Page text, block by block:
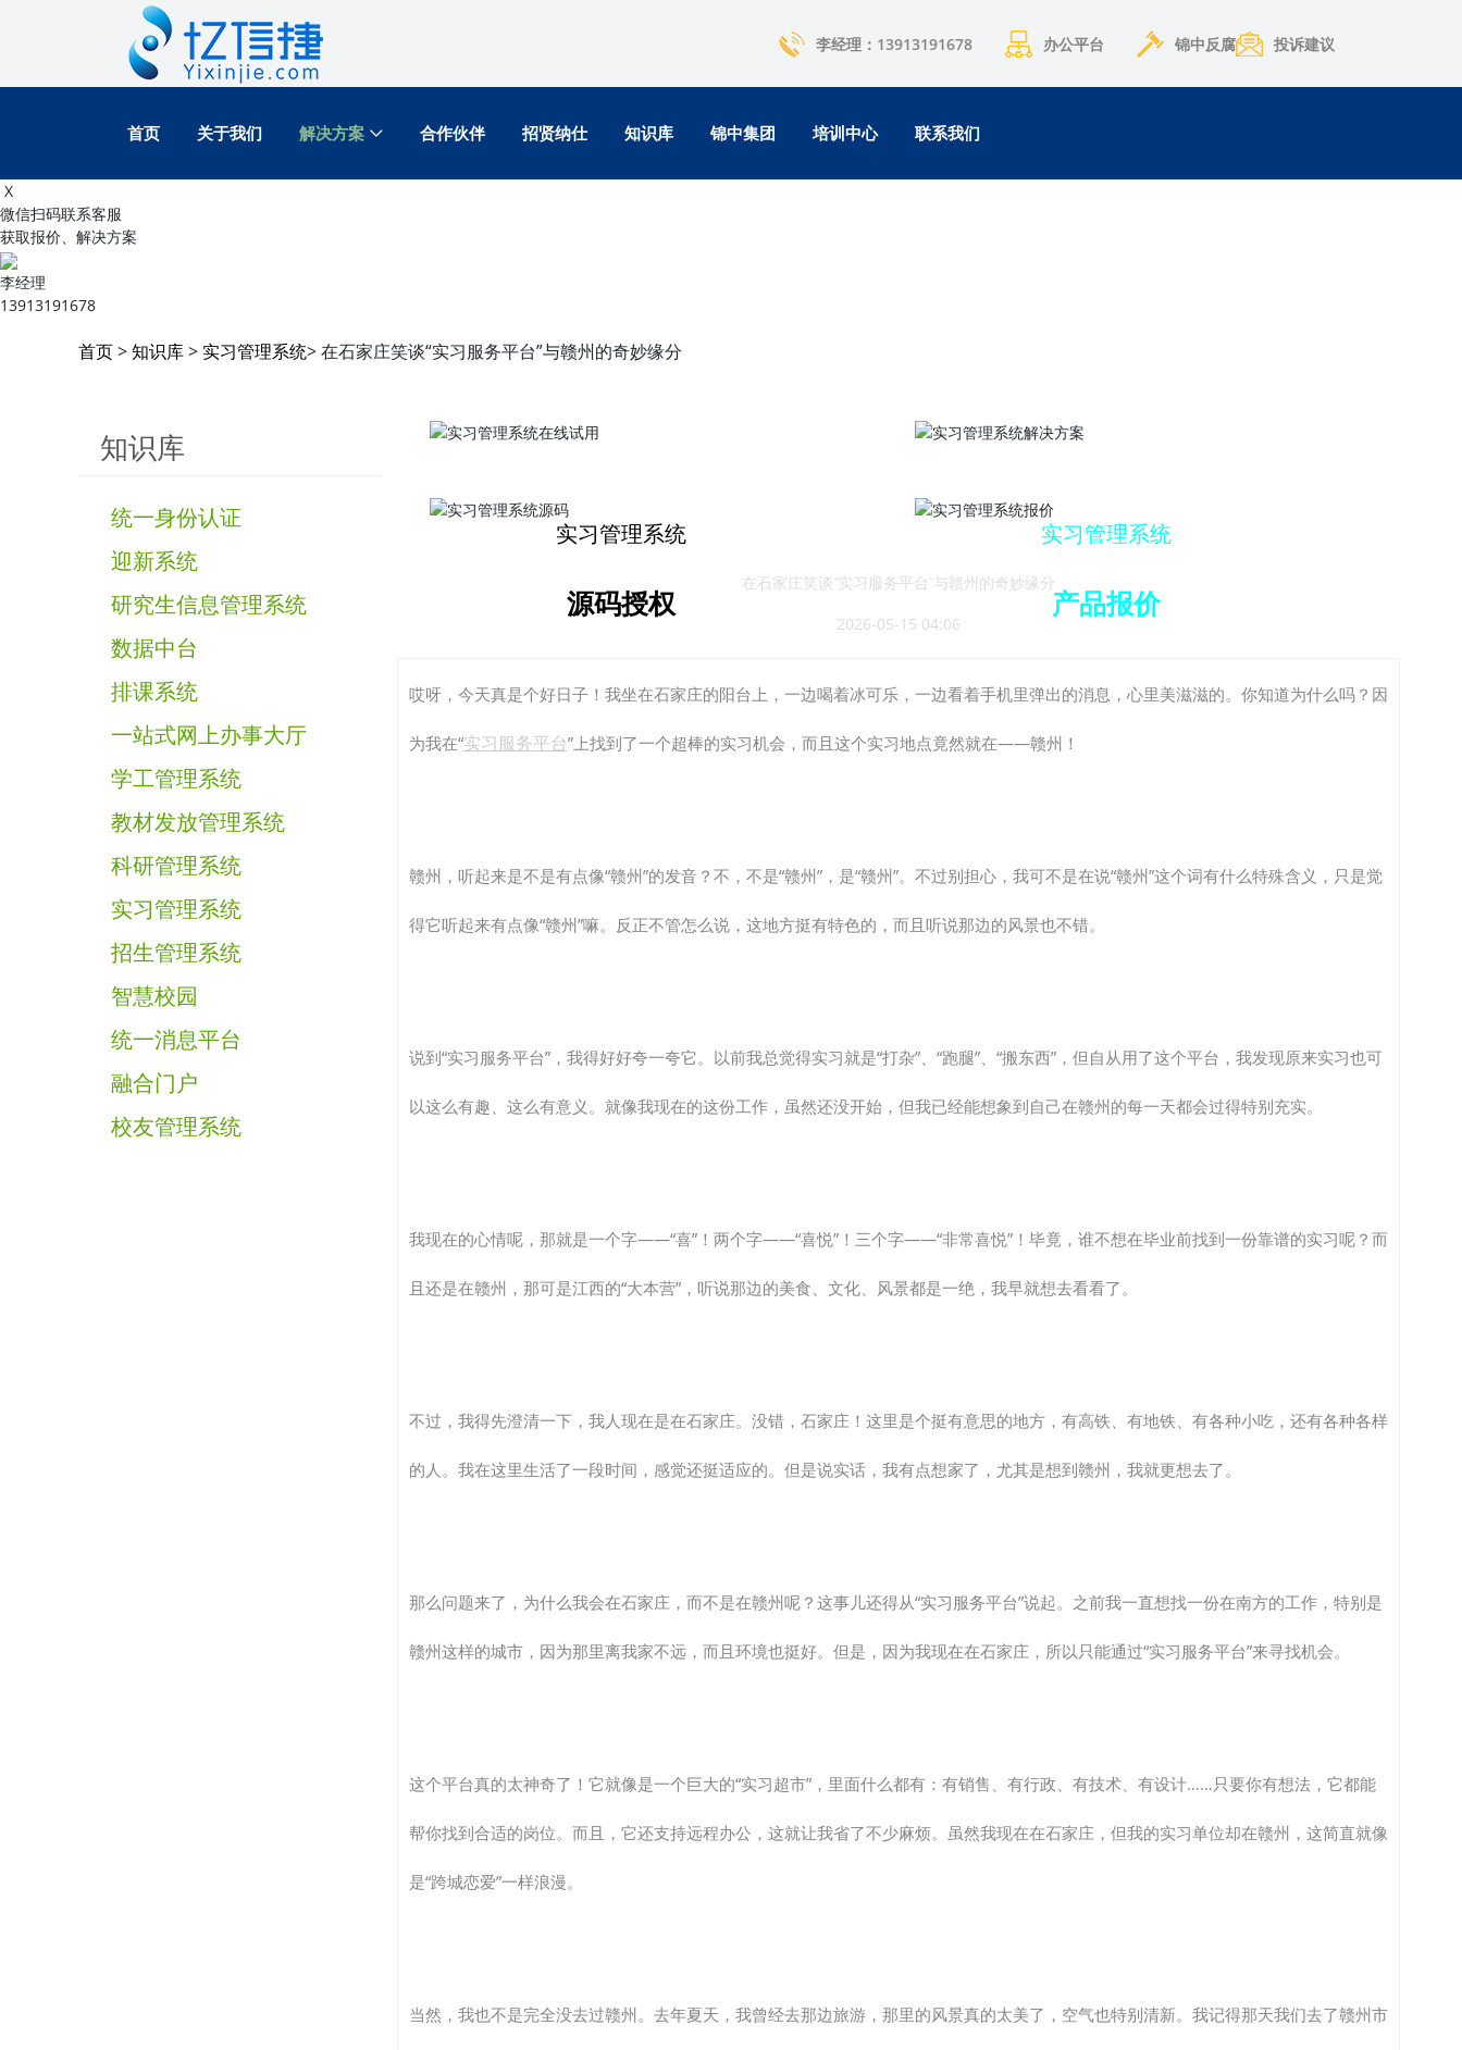
李经理：13913191678 办公平台 锦中反腐 投诉建议
首页 关于我们 解决方案 合作伙伴 招贤纳仕 知识库 锦中集团 培训中心 联系我们
X
微信扫码联系客服
获取报价、解决方案
李经理
13913191678
首页>知识库> 实习管理系统> 在石家庄笑谈“实习服务平台”与赣州的奇妙缘分
知识库
统一身份认证
迎新系统
研究生信息管理系统
数据中台
排课系统
一站式网上办事大厅
学工管理系统
教材发放管理系统
科研管理系统
实习管理系统
招生管理系统
智慧校园
统一消息平台
融合门户
校友管理系统
在线试用 解决方案下载
实习管理系统
源码授权
实习管理系统
产品报价
在石家庄笑谈“实习服务平台”与赣州的奇妙缘分
2026-05-15 04:06
哎呀，今天真是个好日子！我坐在石家庄的阳台上，一边喝着冰可乐，一边看着手机里弹出的消息，心里美滋滋的。你知道为什么吗？因
为我在“实习服务平台”上找到了一个超棒的实习机会，而且这个实习地点竟然就在——赣州！
赣州，听起来是不是有点像“赣州”的发音？不，不是“赣州”，是“赣州”。不过别担心，我可不是在说“赣州”这个词有什么特殊含义，只是觉
得它听起来有点像“赣州”嘛。反正不管怎么说，这地方挺有特色的，而且听说那边的风景也不错。
说到“实习服务平台”，我得好好夸一夸它。以前我总觉得实习就是“打杂”、“跑腿”、“搬东西”，但自从用了这个平台，我发现原来实习也可
以这么有趣、这么有意义。就像我现在的这份工作，虽然还没开始，但我已经能想象到自己在赣州的每一天都会过得特别充实。
我现在的心情呢，那就是一个字——“喜”！两个字——“喜悦”！三个字——“非常喜悦”！毕竟，谁不想在毕业前找到一份靠谱的实习呢？而
且还是在赣州，那可是江西的“大本营”，听说那边的美食、文化、风景都是一绝，我早就想去看看了。
不过，我得先澄清一下，我人现在是在石家庄。没错，石家庄！这里是个挺有意思的地方，有高铁、有地铁、有各种小吃，还有各种各样
的人。我在这里生活了一段时间，感觉还挺适应的。但是说实话，我有点想家了，尤其是想到赣州，我就更想去了。
那么问题来了，为什么我会在石家庄，而不是在赣州呢？这事儿还得从“实习服务平台”说起。之前我一直想找一份在南方的工作，特别是
赣州这样的城市，因为那里离我家不远，而且环境也挺好。但是，因为我现在在石家庄，所以只能通过“实习服务平台”来寻找机会。
这个平台真的太神奇了！它就像是一个巨大的“实习超市”，里面什么都有：有销售、有行政、有技术、有设计……只要你有想法，它都能
帮你找到合适的岗位。而且，它还支持远程办公，这就让我省了不少麻烦。虽然我现在在石家庄，但我的实习单位却在赣州，这简直就像
是“跨城恋爱”一样浪漫。
当然，我也不是完全没去过赣州。去年夏天，我曾经去那边旅游，那里的风景真的太美了，空气也特别清新。我记得那天我们去了赣州市